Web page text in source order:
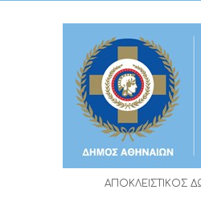
ΑΠΟΚΛΕΙΣΤΙΚΟΣ